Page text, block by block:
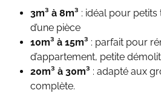
3m³ à 8m³ : idéal pour
d’une pièce
10m³ à 15m³ : parfait pour
d’appartement, petite
20m³ à 30m³ : adapté aux
complète.